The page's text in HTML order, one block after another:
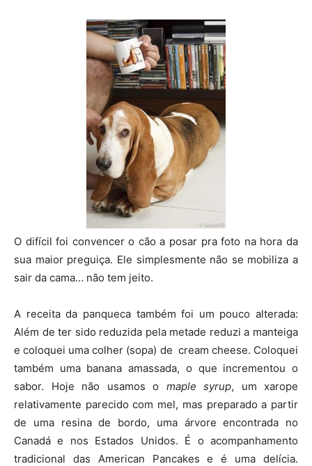
O difícil foi convencer o cão a posar pra foto na hora da
sua maior preguiça. Ele simplesmente não se mobiliza a
sair da cama… não tem jeito.
A receita da panqueca também foi um pouco alterada:
Além de ter sido reduzida pela metade reduzi a manteiga
e coloquei uma colher (sopa) de cream cheese. Coloquei
também uma banana amassada, o que incrementou o
sabor. Hoje não usamos o maple syrup, um xarope
relativamente parecido com mel, mas preparado a partir
de uma resina de bordo, uma árvore encontrada no
Canadá e nos Estados Unidos. É o acompanhamento
tradicional das American Pancakes e é uma delícia.